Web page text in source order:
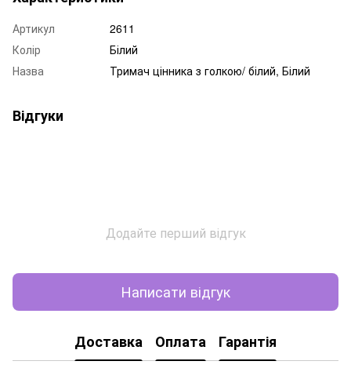
Артикул
2611
Колір
Білий
Назва
Тримач цінника з голкою/ білий, Білий
Відгуки
Додайте перший відгук
Написати відгук
Доставка Оплата Гарантія